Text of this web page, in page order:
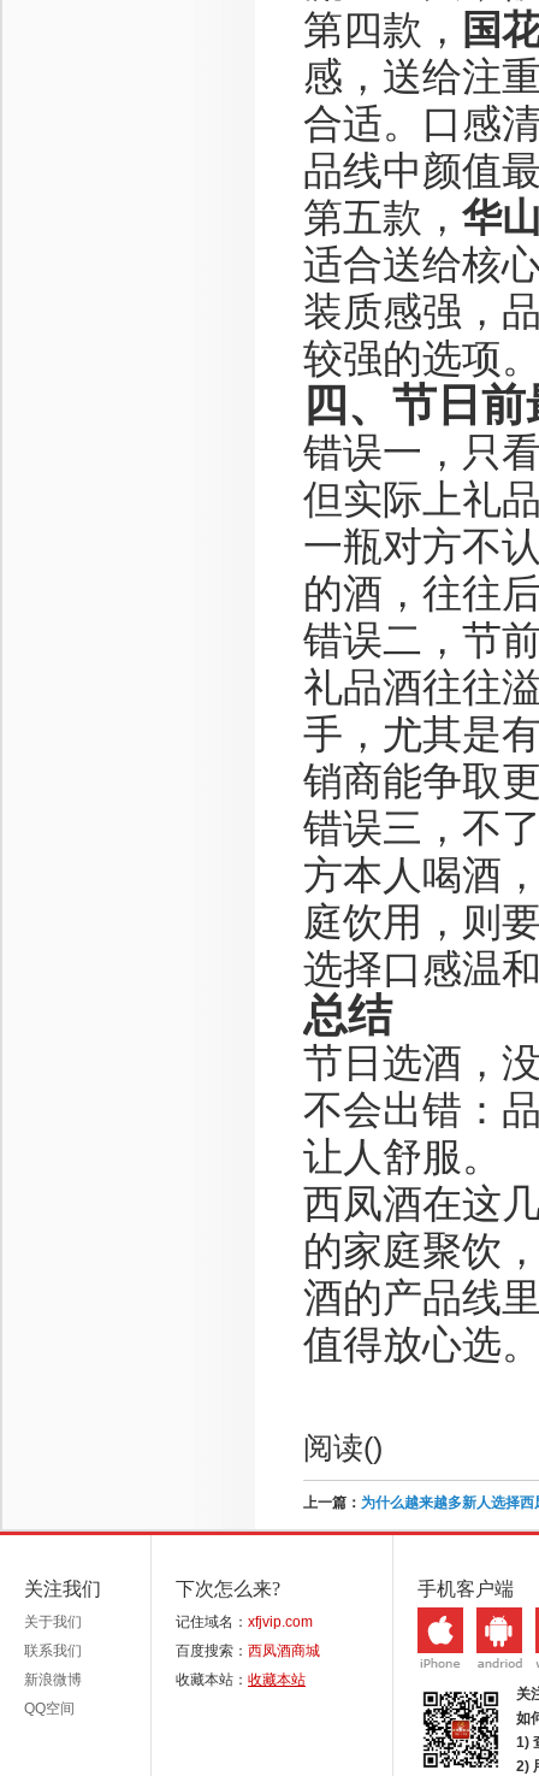
第四款， 国
感，送给注
合适。口感
品线中颜值
第五款， 华
适合送给核
装质感强，
较强的选项
四、节日
错误一，只
但实际上礼
一瓶对方不
的酒，往往
错误二，节
礼品酒往往
手，尤其是
销商能争取
错误三，不
方本人喝酒
庭饮用，则
选择口感温
总结
节日选酒，
不会出错：
让人舒服。
西凤酒在这
的家庭聚饮
酒的产品线
值得放心选
阅读()
上一篇： 为什么越来越多新人选择西
关注我们
关于我们
联系我们
新浪微博
QQ空间
下次怎么来?
记住域名： xfjvip.com
百度搜索： 西凤酒商城
收藏本站： 收藏本站
手机客户端
关
如
1)
2)